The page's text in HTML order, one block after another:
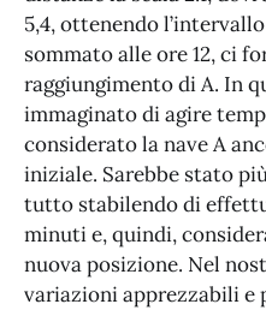
5,4, ottenendo
sommato alle ore 12, ci
raggiungimento di A. In
immaginato di agire
considerato la nave A
iniziale. Sarebbe stato
tutto stabilendo di
minuti e, quindi,
nuova posizione. Nel
variazioni apprezzabili